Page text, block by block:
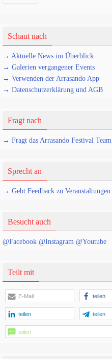
Schaut nach
→ Aktuelle News im Überblick
→ Galerien vergangener Events
→ Verwenden der Arrasando App
→ Datenschutzerklärung und AGB
Fragt nach
→ Fragt das Arrasando Festival Team
Sprecht an
→ Gebt Feedback zu Veranstaltungen
Besucht auch
@Facebook @Instagram @Youtube
Teilt mit
E-Mail teilen
teilen teilen
teilen